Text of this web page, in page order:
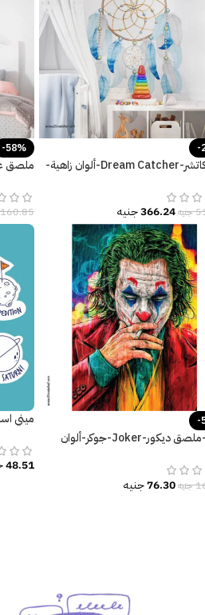
-
دريم كاتشر-Dream Catcher-ألوان زاهية-
جنيه366.24جنيه
-58%
-
بوستر-ملصق ديكور-Joker-جوكر-ألوان
جنيه76.30جنيه
ميني
48.51